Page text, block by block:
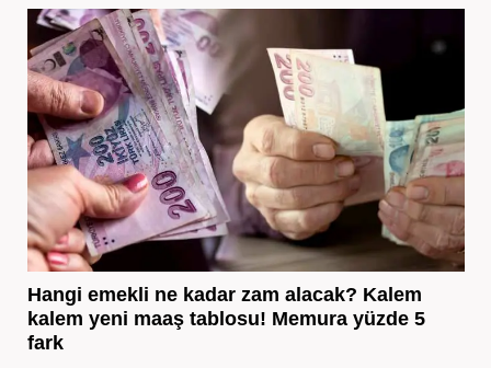
Hangi emekli ne kadar zam alacak? Kalem
kalem yeni maaş tablosu! Memura yüzde 5
fark